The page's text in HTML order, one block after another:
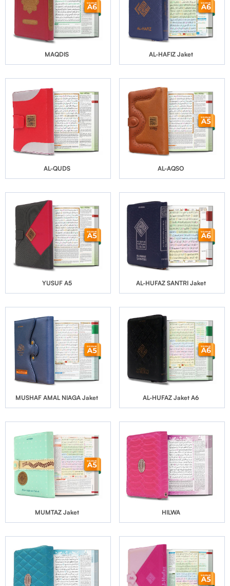
MAQDIS AL-HAFIZ Jaket
AL-QUDS AL-AQSO
YUSUF A5 AL-HUFAZ SANTRI Jaket
MUSHAF AMAL NIAGA Jaket AL-HUFAZ Jaket A6
MUMTAZ Jaket HILWA